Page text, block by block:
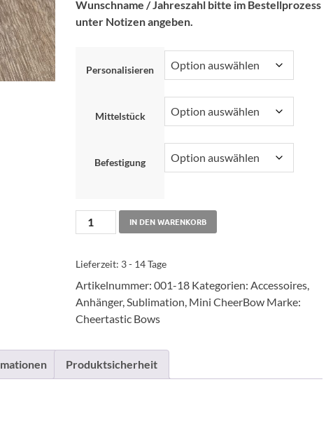
Wunschname / Jahreszahl bitte im Bestellprozess
unter Notizen angeben.
Personalisieren
Mittelstück
Befestigung
IN DEN WARENKORB
Lieferzeit: 3 - 14 Tage
Artikelnummer:001-18 Kategorien: Accessoires
Anhänger, Sublimation Mini CheerBow Marke:
Cheertastic Bows
Produktsicherheit